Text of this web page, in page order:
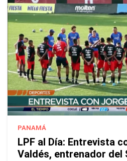
PANAMÁ
LPF al Día: Entrevista
Valdés, entrenador del